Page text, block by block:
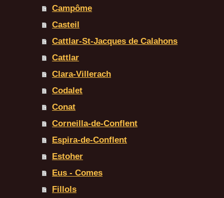
Campôme
Casteil
Cattlar-St-Jacques de Calahons
Cattlar
Clara-Villerach
Codalet
Conat
Corneilla-de-Conflent
Espira-de-Conflent
Estoher
Eus - Comes
Fillols